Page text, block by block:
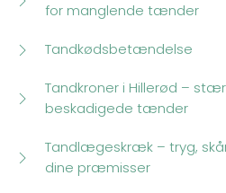
for manglende tænder
Tandkødsbetændelse
Tandkroner i Hillerød –
beskadigede tænder
Tandlægeskræk – tryg,
dine præmisser